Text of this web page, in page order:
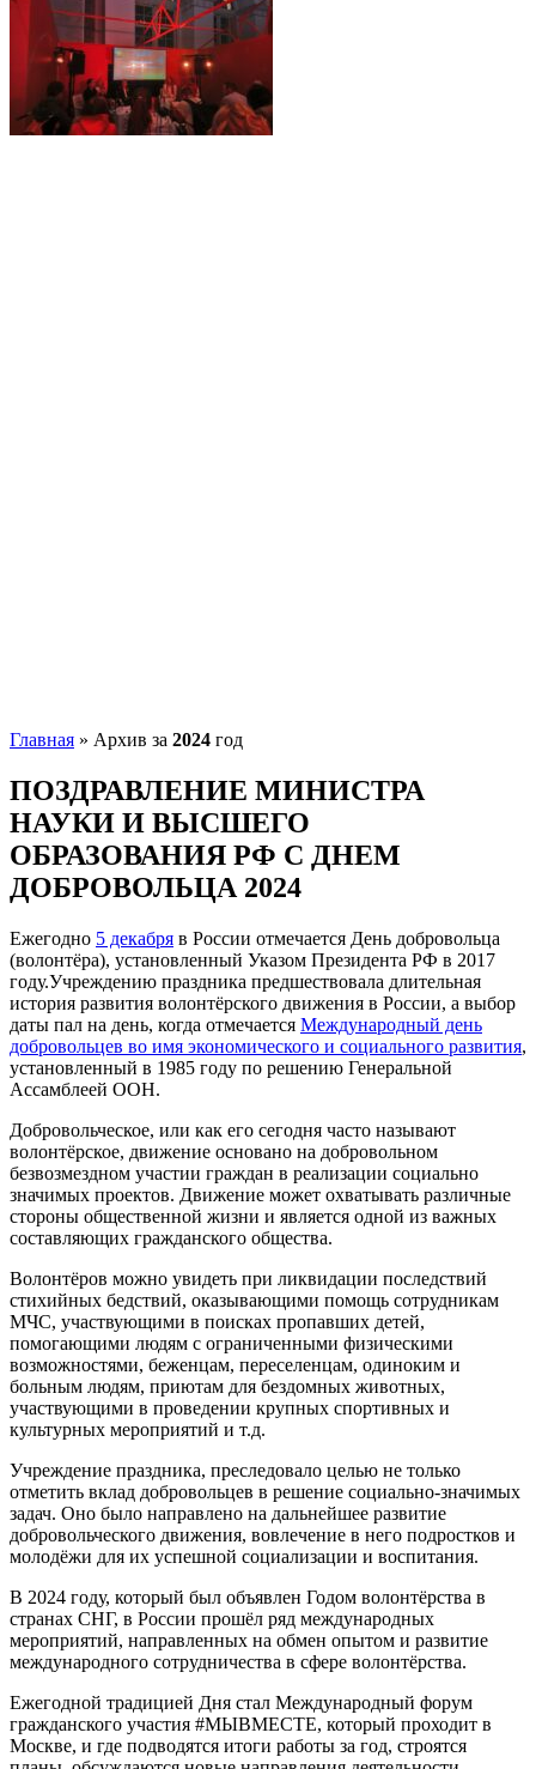
Главная » Архив за 2024 год
ПОЗДРАВЛЕНИЕ МИНИСТРА
НАУКИ И ВЫСШЕГО
ОБРАЗОВАНИЯ РФ С ДНЕМ
ДОБРОВОЛЬЦА 2024
Ежегодно 5 декабря в России отмечается День добровольца
(волонтёра), установленный Указом Президента РФ в 2017
году.Учреждению праздника предшествовала длительная
история развития волонтёрского движения в России, а выбор
даты пал на день, когда отмечается Международный день
добровольцев во имя экономического и социального развития,
установленный в 1985 году по решению Генеральной
Ассамблеей ООН.
Добровольческое, или как его сегодня часто называют
волонтёрское, движение основано на добровольном
безвозмездном участии граждан в реализации социально
значимых проектов. Движение может охватывать различные
стороны общественной жизни и является одной из важных
составляющих гражданского общества.
Волонтёров можно увидеть при ликвидации последствий
стихийных бедствий, оказывающими помощь сотрудникам
МЧС, участвующими в поисках пропавших детей,
помогающими людям с ограниченными физическими
возможностями, беженцам, переселенцам, одиноким и
больным людям, приютам для бездомных животных,
участвующими в проведении крупных спортивных и
культурных мероприятий и т.д.
Учреждение праздника, преследовало целью не только
отметить вклад добровольцев в решение социально-значимых
задач. Оно было направлено на дальнейшее развитие
добровольческого движения, вовлечение в него подростков и
молодёжи для их успешной социализации и воспитания.
В 2024 году, который был объявлен Годом волонтёрства в
странах СНГ, в России прошёл ряд международных
мероприятий, направленных на обмен опытом и развитие
международного сотрудничества в сфере волонтёрства.
Ежегодной традицией Дня стал Международный форум
гражданского участия #МЫВМЕСТЕ, который проходит в
Москве, и где подводятся итоги работы за год, строятся